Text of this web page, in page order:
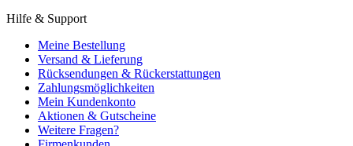
Hilfe & Support
Meine Bestellung
Versand & Lieferung
Rücksendungen & Rückerstattungen
Zahlungsmöglichkeiten
Mein Kundenkonto
Aktionen & Gutscheine
Weitere Fragen?